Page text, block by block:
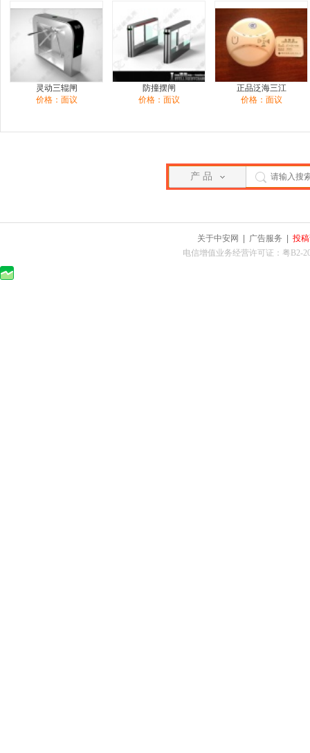
灵动三辊闸
价格：面议
防撞摆闸
价格：面议
正品泛海三江
价格：面议
产 品
关于中安网 广告服务
投
电信增值业务经营许可证：粤